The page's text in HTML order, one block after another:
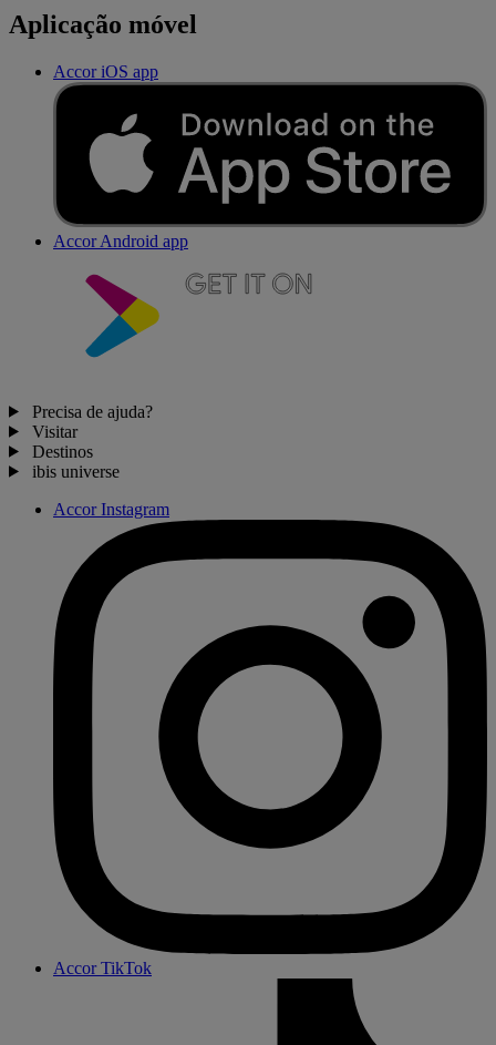
Aplicação móvel
Accor iOS app
Accor Android app
Precisa de ajuda?
Visitar
Destinos
ibis universe
Accor Instagram
Accor TikTok